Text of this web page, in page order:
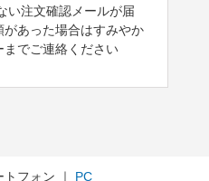
い注文確認メールが届
あった場合はすみやか
までご連絡ください
フォン ｜ PC